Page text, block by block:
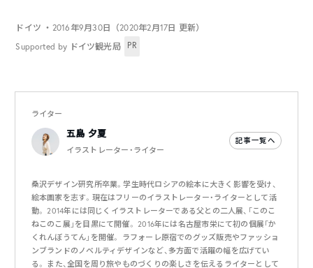
ドイツ ・2016年9月30日（2020年2月17日 更新）
Supported by ドイツ観光局
PR
ライター
五島 夕夏
イラストレーター・ライター
記事一覧へ
桑沢デザイン研究所卒業。学生時代ロシアの絵本に大きく影響を受け、
絵本画家を志す。現在はフリーのイラストレーター・ライターとして活
動。 2014年には同じくイラストレーターである父との二人展、「このこ
ねこのこ展」を目黒にて開催。 2016年には名古屋市栄にて初の個展「か
くれんぼうてん」を開催。 ラフォーレ原宿でのグッズ販売やファッショ
ンブランドのノベルティデザインなど、多方面で活躍の幅を広げてい
る。 また、全国を周り旅やものづくりの楽しさを伝えるライターとして